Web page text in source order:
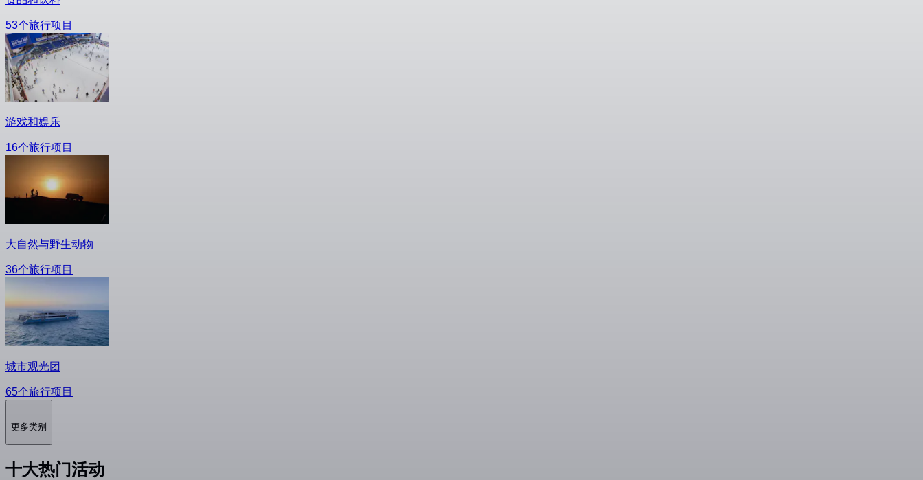
53个旅行项目
游戏和娱乐
16个旅行项目
大自然与野生动物
36个旅行项目
城市观光团
65个旅行项目
更多类别
十大热门活动